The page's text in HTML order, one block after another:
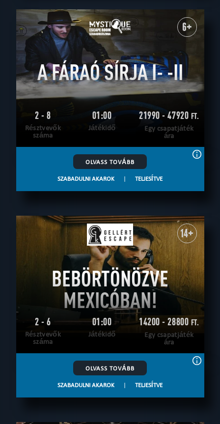
6+
A FÁRAÓ SÍRJA I- -II
2 - 8
Résztvevők
száma
01:00
Játékidő
21990 - 47920 FT.
Egy csapatjáték
ára
OLVASS TOVÁBB
SZABADULNI AKAROK | TELJESÍTVE
14+
BEBÖRTÖNÖZVE
MEXICÓBAN!
2 - 6
Résztvevők
száma
01:00
Játékidő
14200 - 28800 FT.
Egy csapatjáték
ára
OLVASS TOVÁBB
SZABADULNI AKAROK | TELJESÍTVE